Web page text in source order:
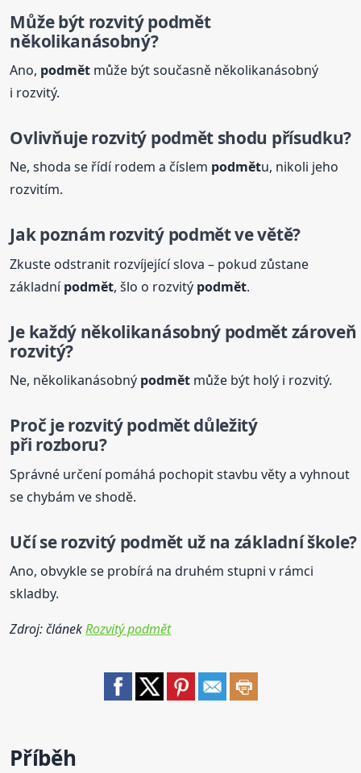
Může být rozvitýpodmět
několikanásobný?
Ano, podmět může být současně několikanásobný
i rozvitý.
Ovlivňuje rozvitý podmět shodu přísudku?
Ne, shoda se řídí rodem a číslem podmětu, nikoli jeho
rozvitím.
Jak poznám rozvitý podmětve větě?
Zkuste odstranit rozvíjející slova – pokud zůstane
základnípodmět, šlo o rozvitý podmět.
Je každý několikanásobný podmětzároveň
rozvitý?
Ne, několikanásobný podmět může být holý i rozvitý.
Proč je rozvitýpodmětdůležitý
při rozboru?
Správné určení pomáhá pochopit stavbu věty a vyhnout
se chybám ve shodě.
Učí se rozvitý podmětuž na základní škole?
Ano, obvykle se probírá na druhém stupni v rámci
skladby.
Zdroj: článekRozvitý podmět
Příběh